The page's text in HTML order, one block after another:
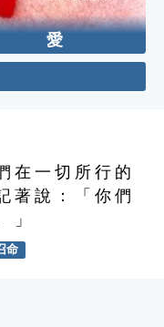
愛
在 一 切 所 行 的
著 說 ： 「 你 們
」
命